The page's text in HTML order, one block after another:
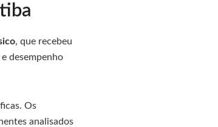
, que recebeu
desempenho
Os
analisados